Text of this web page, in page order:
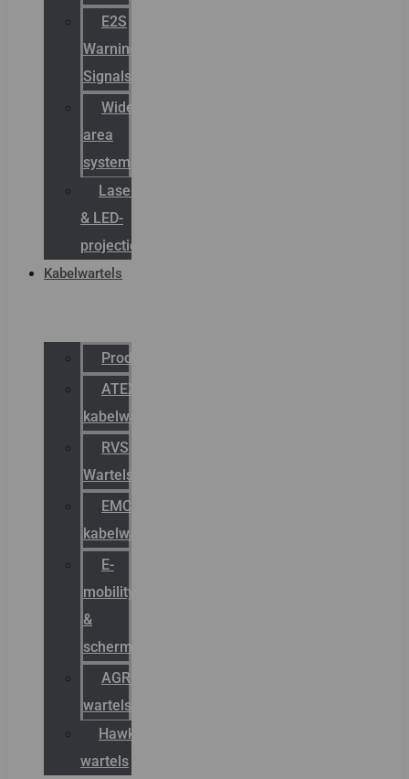
E2S
Warning
Signals
Wide
area
systemen
Laserbelijning
& LED-
projectie
Kabelwartels
Productcatalogus
ATEX
kabelwartels
RVS
Wartels
EMC
kabelwartels
E-
mobility
&
schermstromen
AGRO
wartels
Hawke
wartels